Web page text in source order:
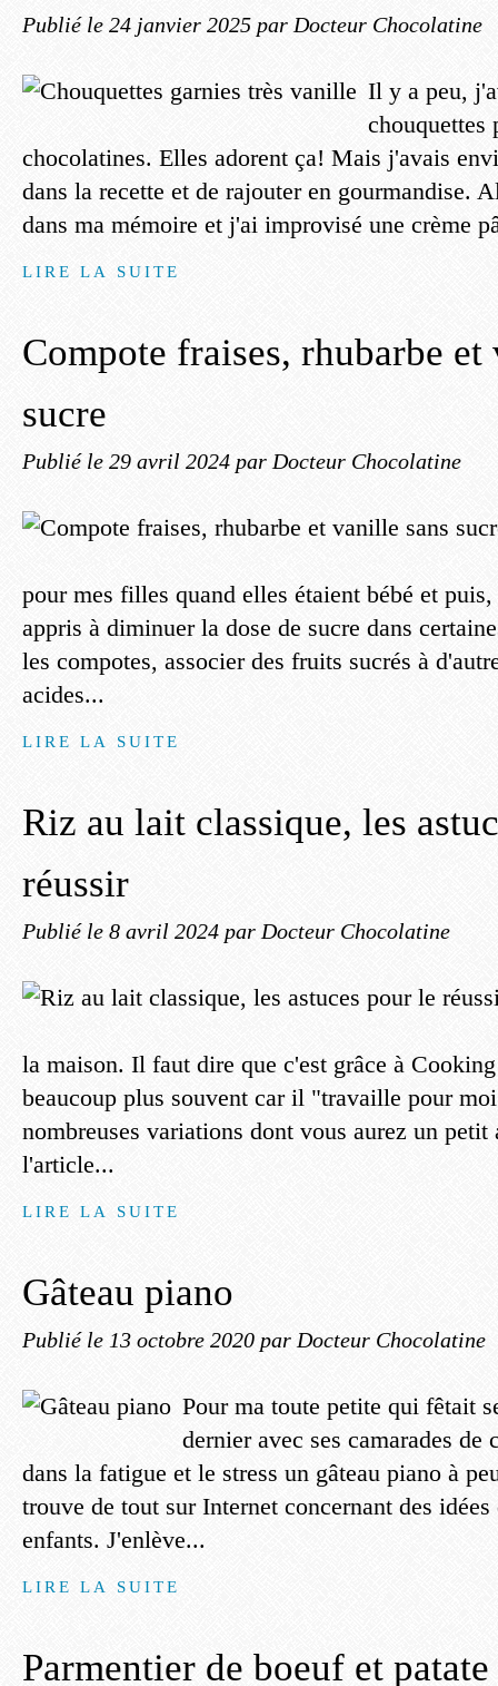
Publié le 24 janvier 2025 par Docteur Chocolatine
Il y a peu,
chouquettes
chocolatines. Elles adorent ça! Mais j'avais
dans la recette et de rajouter en gourmandise.
dans ma mémoire et j'ai improvisé une crème
LIRE LA SUITE
Compote fraises, rhubarbe et
sucre
Publié le 29 avril 2024 par Docteur Chocolatine
pour mes filles quand elles étaient bébé et
appris à diminuer la dose de sucre dans
les compotes, associer des fruits sucrés à
acides...
LIRE LA SUITE
Riz au lait classique, les
réussir
Publié le 8 avril 2024 par Docteur Chocolatine
la maison. Il faut dire que c'est grâce à
beaucoup plus souvent car il "travaille pour
nombreuses variations dont vous aurez un
l'article...
LIRE LA SUITE
Gâteau piano
Publié le 13 octobre 2020 par Docteur Chocolatine
Pour ma toute petite qui fêtait
dernier avec ses camarades
dans la fatigue et le stress un gâteau piano à
trouve de tout sur Internet concernant des
enfants. J'enlève...
LIRE LA SUITE
Parmentier de boeuf et